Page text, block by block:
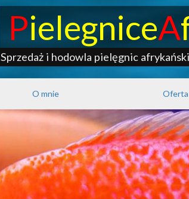
PielegniceA
Sprzedaż i hodowla pielęgnic
O mnie Oferta